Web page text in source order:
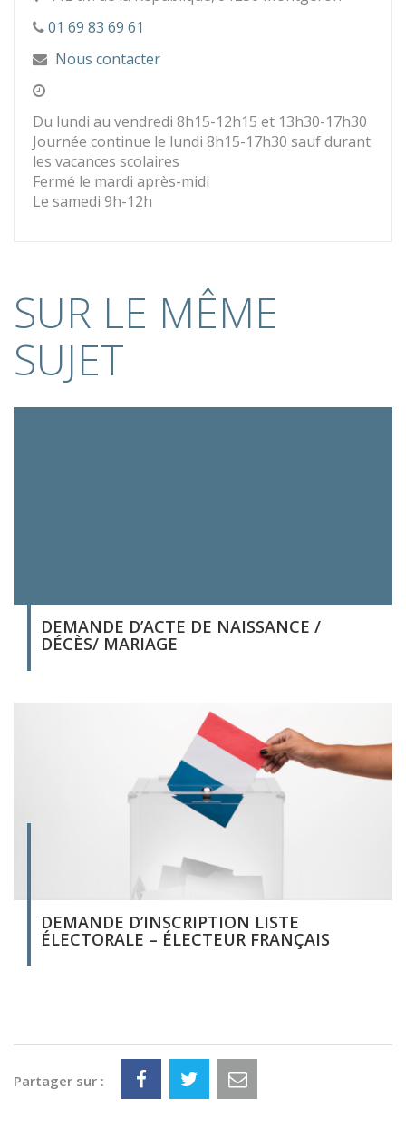
01 69 83 69 61
Nous contacter
Du lundi au vendredi 8h15-12h15 et 13h30-17h30
Journée continue le lundi 8h15-17h30 sauf durant
les vacances scolaires
Fermé le mardi après-midi
Le samedi 9h-12h
SUR LE MÊME
SUJET
DEMANDE D’ACTE DE NAISSANCE /
DÉCÈS/ MARIAGE
DEMANDE D’INSCRIPTION LISTE
ÉLECTORALE – ÉLECTEUR FRANÇAIS
Partager sur :